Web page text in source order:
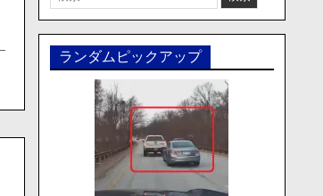
索:
ランダムピックアップ